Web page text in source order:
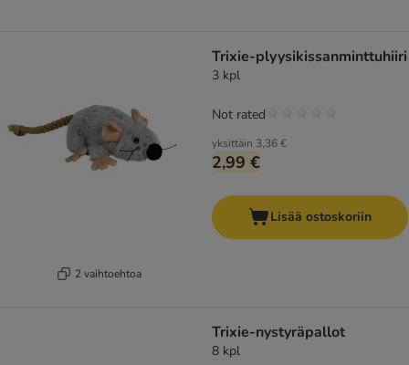
2 vaihtoehtoa
Trixie-plyysikissanminttuhiiri
3 kpl
yksittäin 3,36 €
2,99 €
Not rated
Lisää ostoskoriin
Trixie-nystyräpallot
8 kpl